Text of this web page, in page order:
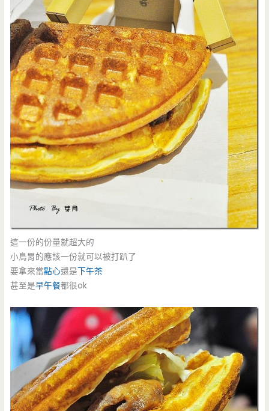
這一份的份量就超大的
小鳥胃的應該一份就可以被打趴了
要拿來當點心還是下午茶
甚至是早午餐都很ok